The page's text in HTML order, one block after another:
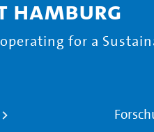
Hamburg
for a